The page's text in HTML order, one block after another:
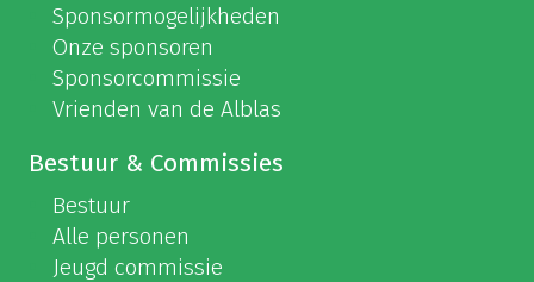
Sponsormogelijkheden
Onze sponsoren
Sponsorcommissie
Vrienden van de Alblas
Bestuur & Commissies
Bestuur
Alle personen
Jeugd commissie